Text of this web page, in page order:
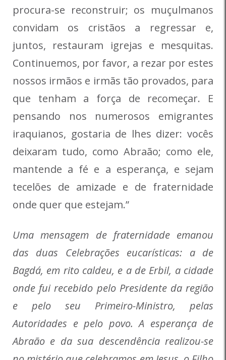
procura-se reconstruir; os muçulmanos
convidam os cristãos a regressar e,
juntos, restauram igrejas e mesquitas.
Continuemos, por favor, a rezar por estes
nossos irmãos e irmãs tão provados, para
que tenham a força de recomeçar. E
pensando nos numerosos emigrantes
iraquianos, gostaria de lhes dizer: vocês
deixaram tudo, como Abraão; como ele,
mantende a fé e a esperança, e sejam
tecelões de amizade e de fraternidade
onde quer que estejam.”
Uma mensagem de fraternidade emanou
das duas Celebrações eucarísticas: a de
Bagdá, em rito caldeu, e a de Erbil, a cidade
onde fui recebido pelo Presidente da região
e pelo seu Primeiro-Ministro, pelas
Autoridades e pelo povo. A esperança de
Abraão e da sua descendência realizou-se